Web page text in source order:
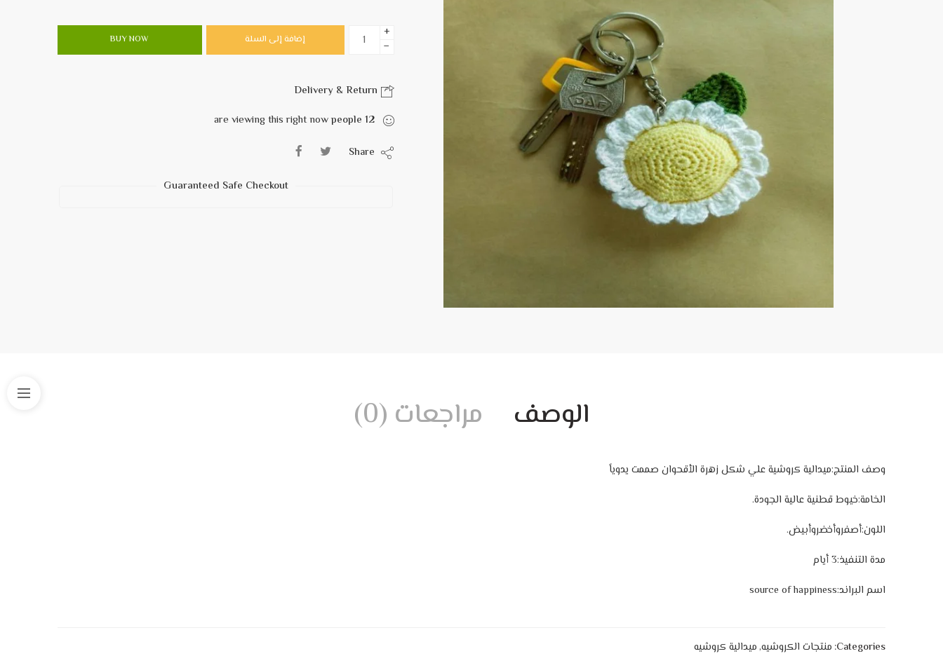
+
−
إضافة إلى السلة BUY NOW
12
people
are viewing this right now
Guaranteed Safe Checkout
الوصف مراجعات (0)
وصف المنتج:ميدالية كروشية علي شكل زهرة الأقحوان صممت يدوياً
الخامة:خيوط قطنية عالية الجودة.
اللون:أصفروأخضروأبيض.
مدة التنفيذ:3 أيام
اسم البراند:source of happiness
Categories: منتجات الكروشيه,ميدالية كروشيه